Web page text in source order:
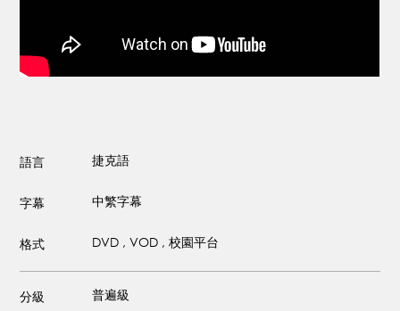
語言 捷克語
字幕 中繁字幕
格式 DVD , VOD , 校園平台
分級 普遍級